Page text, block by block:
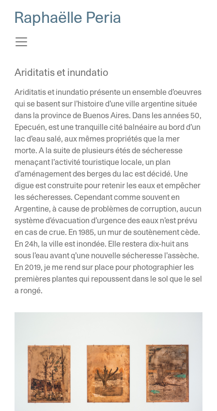
Raphaëlle Peria
Ariditatis et inundatio
Ariditatis et inundatio présente un ensemble d’oeuvres
qui se basent sur l’histoire d’une ville argentine située
dans la province de Buenos Aires. Dans les années 50,
Epecuén, est une tranquille cité balnéaire au bord d’un
lac d’eau salé, aux mêmes propriétés que la mer
morte. A la suite de plusieurs étés de sécheresse
menaçant l’activité touristique locale, un plan
d’aménagement des berges du lac est décidé. Une
digue est construite pour retenir les eaux et empêcher
les sécheresses. Cependant comme souvent en
Argentine, à cause de problèmes de corruption, aucun
système d’évacuation d’urgence des eaux n’est prévu
en cas de crue. En 1985, un mur de soutènement cède.
En 24h, la ville est inondée. Elle restera dix-huit ans
sous l’eau avant q’une nouvelle sécheresse l’assèche.
En 2019, je me rend sur place pour photographier les
premières plantes qui repoussent dans le sol que le sel
a rongé.